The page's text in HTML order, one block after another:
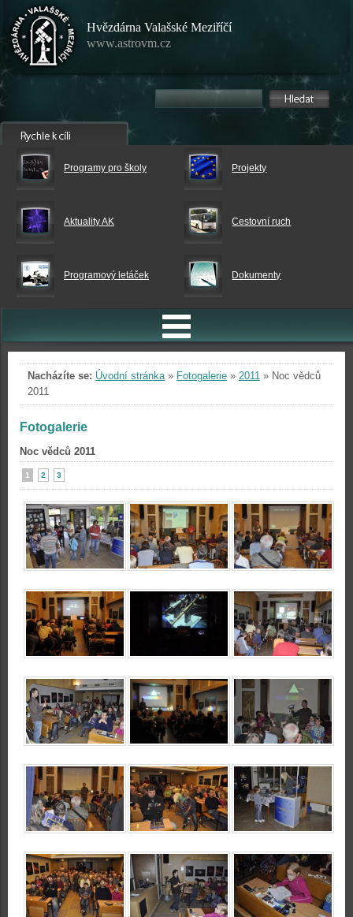
Hvězdárna Valašské Meziříčí
www.astrovm.cz
Programy pro školy Projekty
Aktuality AK Cestovní ruch
Programový letáček Dokumenty
Nacházíte se: Úvodní stránka» Fotogalerie » 2011 » Noc vědců
2011
Fotogalerie
Noc vědců 2011
1 2 3